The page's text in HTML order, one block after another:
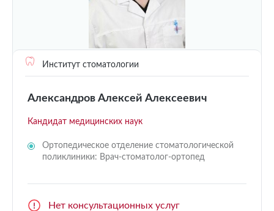
Институт стоматологии
Александров Алексей Алексеевич
Кандидат медицинских наук
Ортопедическое отделение стоматологической
поликлиники: Врач-стоматолог-ортопед
Нет консультационных услуг